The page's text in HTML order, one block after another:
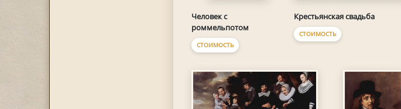
Человек с
роммельпотом
СТОИМОСТЬ
Крестьянская свадьба
СТОИМОСТЬ